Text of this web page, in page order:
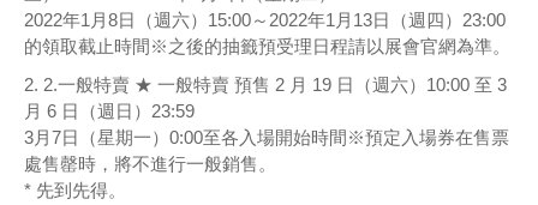
2022年1月8日（週六）15:00～2022年1月13日（週四）23:00
的領取截止時間※之後的抽籤預受理日程請以展會官網為準。
2. 2.一般特賣 ★ 一般特賣 預售 2 月 19 日（週六）10:00 至 3
月 6 日（週日）23:59
3月7日（星期一）0:00至各入場開始時間※預定入場券在售票
處售罄時，將不進行一般銷售。
* 先到先得。